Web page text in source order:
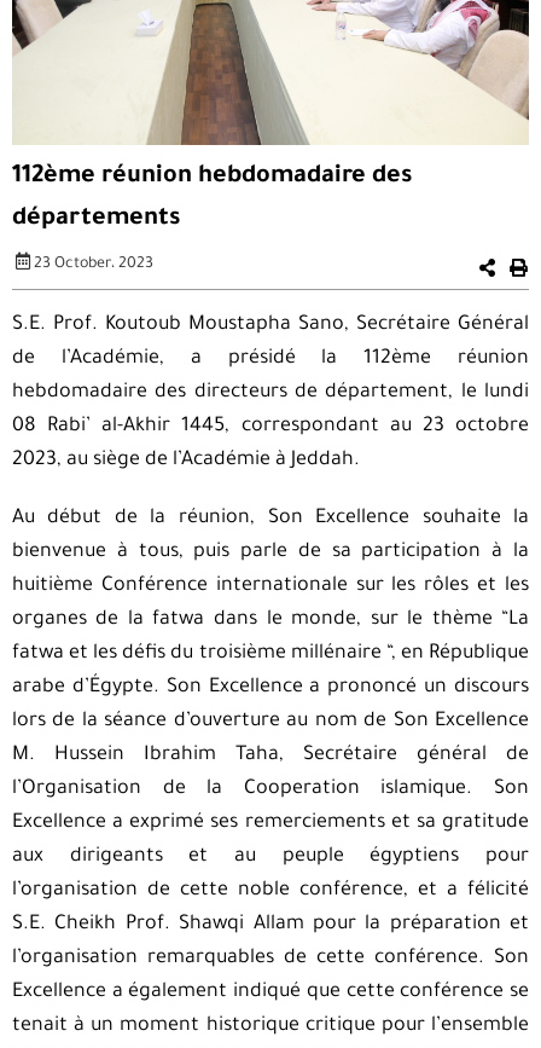
112ème réunion hebdomadaire des
départements
23 October، 2023
S.E. Prof. Koutoub Moustapha Sano, Secrétaire Général
de l’Académie, a présidé la 112ème réunion
hebdomadaire des directeurs de département, le lundi
08 Rabi’ al-Akhir 1445, correspondant au 23 octobre
2023, au siège de l’Académie à Jeddah.
Au début de la réunion, Son Excellence souhaite la
bienvenue à tous, puis parle de sa participation à la
huitième Conférence internationale sur les rôles et les
organes de la fatwa dans le monde, sur le thème “La
fatwa et les défis du troisième millénaire “, en République
arabe d’Égypte. Son Excellence a prononcé un discours
lors de la séance d’ouverture au nom de Son Excellence
M. Hussein Ibrahim Taha, Secrétaire général de
l’Organisation de la Cooperation islamique. Son
Excellence a exprimé ses remerciements et sa gratitude
aux dirigeants et au peuple égyptiens pour
l’organisation de cette noble conférence, et a félicité
S.E. Cheikh Prof. Shawqi Allam pour la préparation et
l’organisation remarquables de cette conférence. Son
Excellence a également indiqué que cette conférence se
tenait à un moment historique critique pour l’ensemble